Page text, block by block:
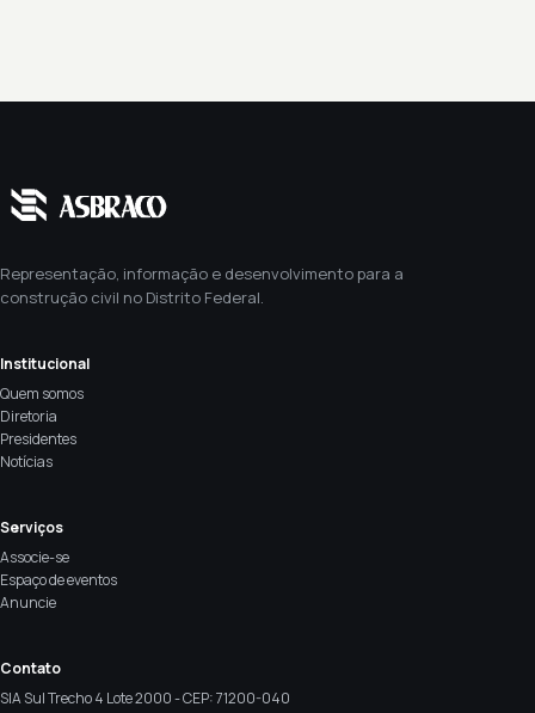
Representação, informação e desenvolvimento para a
construção civil no Distrito Federal.
Institucional
Quem somos
Diretoria
Presidentes
Notícias
Serviços
Associe-se
Espaço de eventos
Anuncie
Contato
SIA Sul Trecho 4 Lote 2000 - CEP: 71200-040